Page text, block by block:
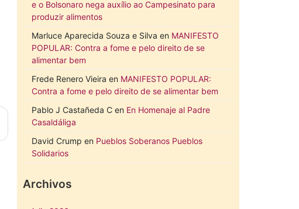
e o Bolsonaro nega auxílio ao Campesinato para
produzir alimentos
Marluce Aparecida Souza e Silva en MANIFESTO
POPULAR: Contra a fome e pelo direito de se
alimentar bem
Frede Renero Vieira en MANIFESTO POPULAR:
Contra a fome e pelo direito de se alimentar bem
Pablo J Castañeda C en En Homenaje al Padre
Casaldáliga
David Crump en Pueblos Soberanos Pueblos
Solidarios
Archivos